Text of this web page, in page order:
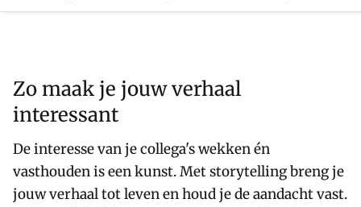
Zo maak je jouw verhaal
interessant
De interesse van je collega's wekken én
vasthouden is een kunst. Met storytelling breng je
jouw verhaal tot leven en houd je de aandacht vast.